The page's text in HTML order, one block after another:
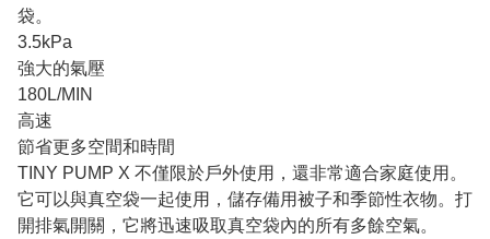
袋。
3.5kPa
強大的氣壓
180L/MIN
高速
節省更多空間和時間
TINY PUMP X 不僅限於戶外使用，還非常適合家庭使用。
它可以與真空袋一起使用，儲存備用被子和季節性衣物。打
開排氣開關，它將迅速吸取真空袋內的所有多餘空氣。